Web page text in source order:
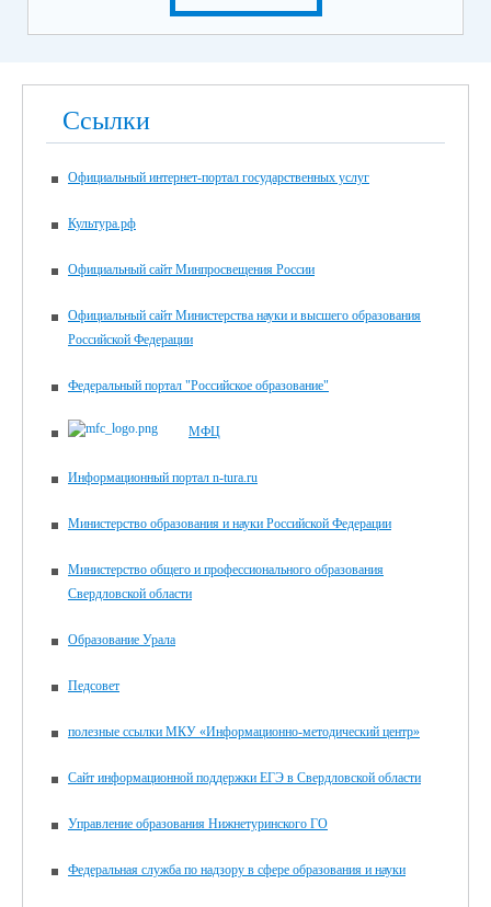
Ссылки
Официальный интернет-портал государственных услуг
Культура.рф
Официальный сайт Минпросвещения России
Официальный сайт Министерства науки и высшего образования
Российской Федерации
Федеральный портал "Российское образование"
МФЦ
Информационный портал n-tura.ru
Министерство образования и науки Российской Федерации
Министерство общего и профессионального образования
Свердловской области
Образование Урала
Педсовет
полезные ссылки МКУ «Информационно-методический центр»
Сайт информационной поддержки ЕГЭ в Свердловской области
Управление образования Нижнетуринского ГО
Федеральная служба по надзору в сфере образования и науки